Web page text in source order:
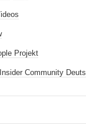
Projekt
Community